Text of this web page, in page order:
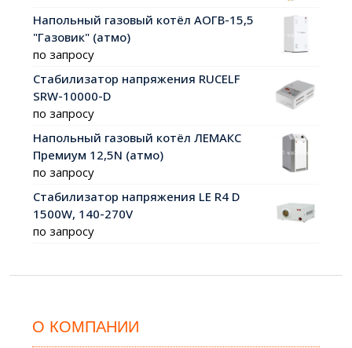
Напольный газовый котёл АОГВ-15,5
"Газовик" (атмо)
по запросу
Стабилизатор напряжения RUCELF
SRW-10000-D
по запросу
Напольный газовый котёл ЛЕМАКС
Премиум 12,5N (атмо)
по запросу
Стабилизатор напряжения LE R4 D
1500W, 140-270V
по запросу
О КОМПАНИИ